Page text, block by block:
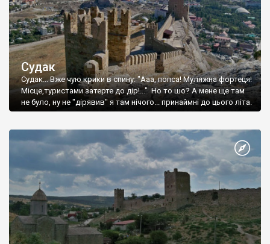
Судак
Судак... Вже чую крики в спину: "Ааа, попса! Муляжна фортеця!
Місце,туристами затерте до дір!..." Но то шо? А мене ще там
не було, ну не "дірявив" я там нічого... принаймні до цього літа.